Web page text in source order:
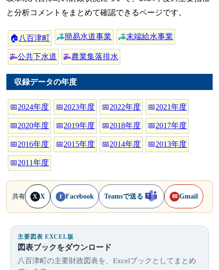
と分析コメントをまとめて確認できるページです。
🏠 八百津町 簡易水道事業 末端給水事業
公共下水道 農業集落排水
収録データの年度
📅2024年度 📅2023年度 📅2022年度 📅2021年度
📅2020年度 📅2019年度 📅2018年度 📅2017年度
📅2016年度 📅2015年度 📅2014年度 📅2013年度
📅2011年度
共有 X X f Facebook Teamsで送る ✉ Gmail
主要図表 EXCEL版
図表ブックをダウンロード
八百津町の主要財政図表を、Excelブックとしてまとめ